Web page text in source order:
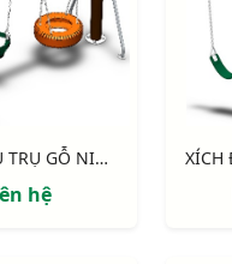
XÍCH ĐU TRỤ GỖ NIK734447-4
hệ